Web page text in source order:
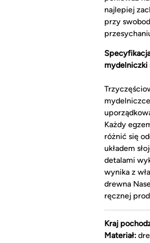
najlepiej
przy
mydelniczki
Każdy
różnić się
układem
detalami
wynika z
drewna
ręcznej
Kraj
Materiał: